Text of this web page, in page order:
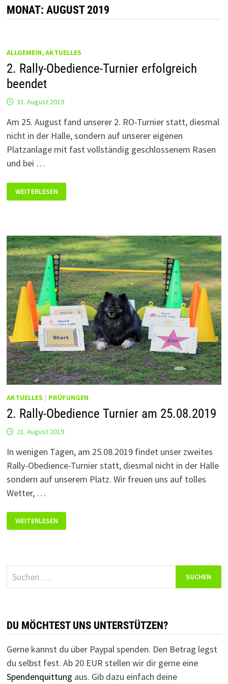
MONAT: AUGUST 2019
ALLGEMEIN, AKTUELLES
2. Rally-Obedience-Turnier erfolgreich
beendet
31. August 2019
Am 25. August fand unserer 2. RO-Turnier statt, diesmal
nicht in der Halle, sondern auf unserer eigenen
Platzanlage mit fast vollständig geschlossenem Rasen
und bei …
RALLY-
OBEDIENCE-
WEITERLESEN
AKTUELLES / PRÜFUNGEN
2. Rally-Obedience Turnier am 25.08.2019
21. August 2019
In wenigen Tagen, am 25.08.2019 findet unser zweites
Rally-Obedience-Turnier statt, diesmal nicht in der Halle
sondern auf unserem Platz. Wir freuen uns auf tolles
Wetter, …
2.
RALLY-
OBEDIENCE
WEITERLESEN
Suchen
nach:
DU MÖCHTEST UNS UNTERSTÜTZEN?
Gerne kannst du über Paypal spenden. Den Betrag legst
du selbst fest. Ab 20 EUR stellen wir dir gerne eine
Spendenquittung aus. Gib dazu einfach deine